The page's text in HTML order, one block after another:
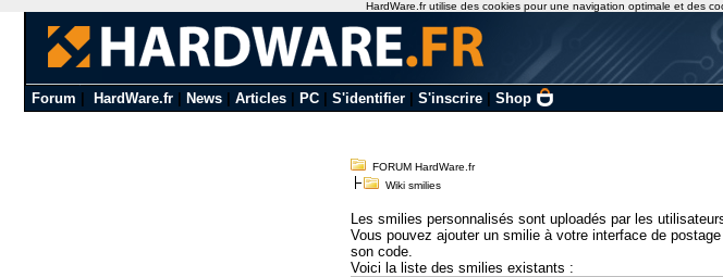
Forum HardWare.fr| News| Articles| PC| S'identifier| S'inscrire| Shop
FORUM HardWare.fr
Wiki smilies
Les smilies personnalisés sont uploadés par les
Vous pouvez ajouter un smilie à votre interface de
son code.
Voici la liste des smilies existants :
HardWare.fr utilise des cookies pour une navigation optimale et des